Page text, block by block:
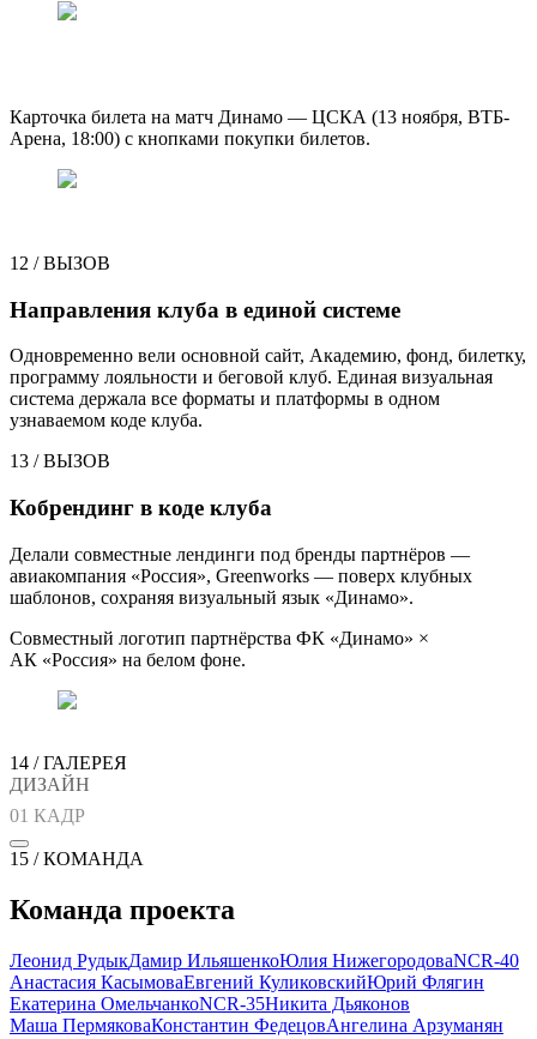
Карточка билета на матч Динамо — ЦСКА (13 ноября, ВТБ-
Арена, 18:00) с кнопками покупки билетов.
12 /ВЫЗОВ
Направления клуба в единой системе
Одновременно вели основной сайт, Академию, фонд, билетку,
программу лояльности и беговой клуб. Единая визуальная
система держала все форматы и платформы в одном
узнаваемом коде клуба.
13 /ВЫЗОВ
Кобрендинг в коде клуба
Делали совместные лендинги под бренды партнёров —
авиакомпания «Россия», Greenworks — поверх клубных
шаблонов, сохраняя визуальный язык «Динамо».
Совместный логотип партнёрства ФК «Динамо» ×
АК «Россия» на белом фоне.
14 / ГАЛЕРЕЯ
ДИЗАЙН
01 КАДР
15 / КОМАНДА
Команда проекта
Леонид РудыкДамир ИльяшенкоЮлия НижегородоваNCR-40
Анастасия КасымоваЕвгений КуликовскийЮрий Флягин
Екатерина ОмельчанкоNCR-35Никита Дьяконов
Маша ПермяковаКонстантин ФедецовАнгелина Арзуманян